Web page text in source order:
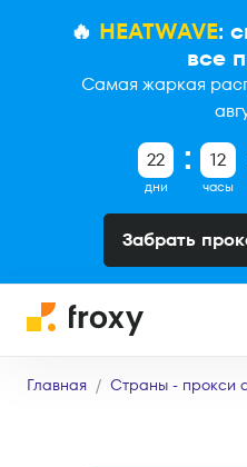
🔥 HEATWAVE:
все
Самая жаркая
22
дни
12
часы
Забрать
Главная Страны - прокси